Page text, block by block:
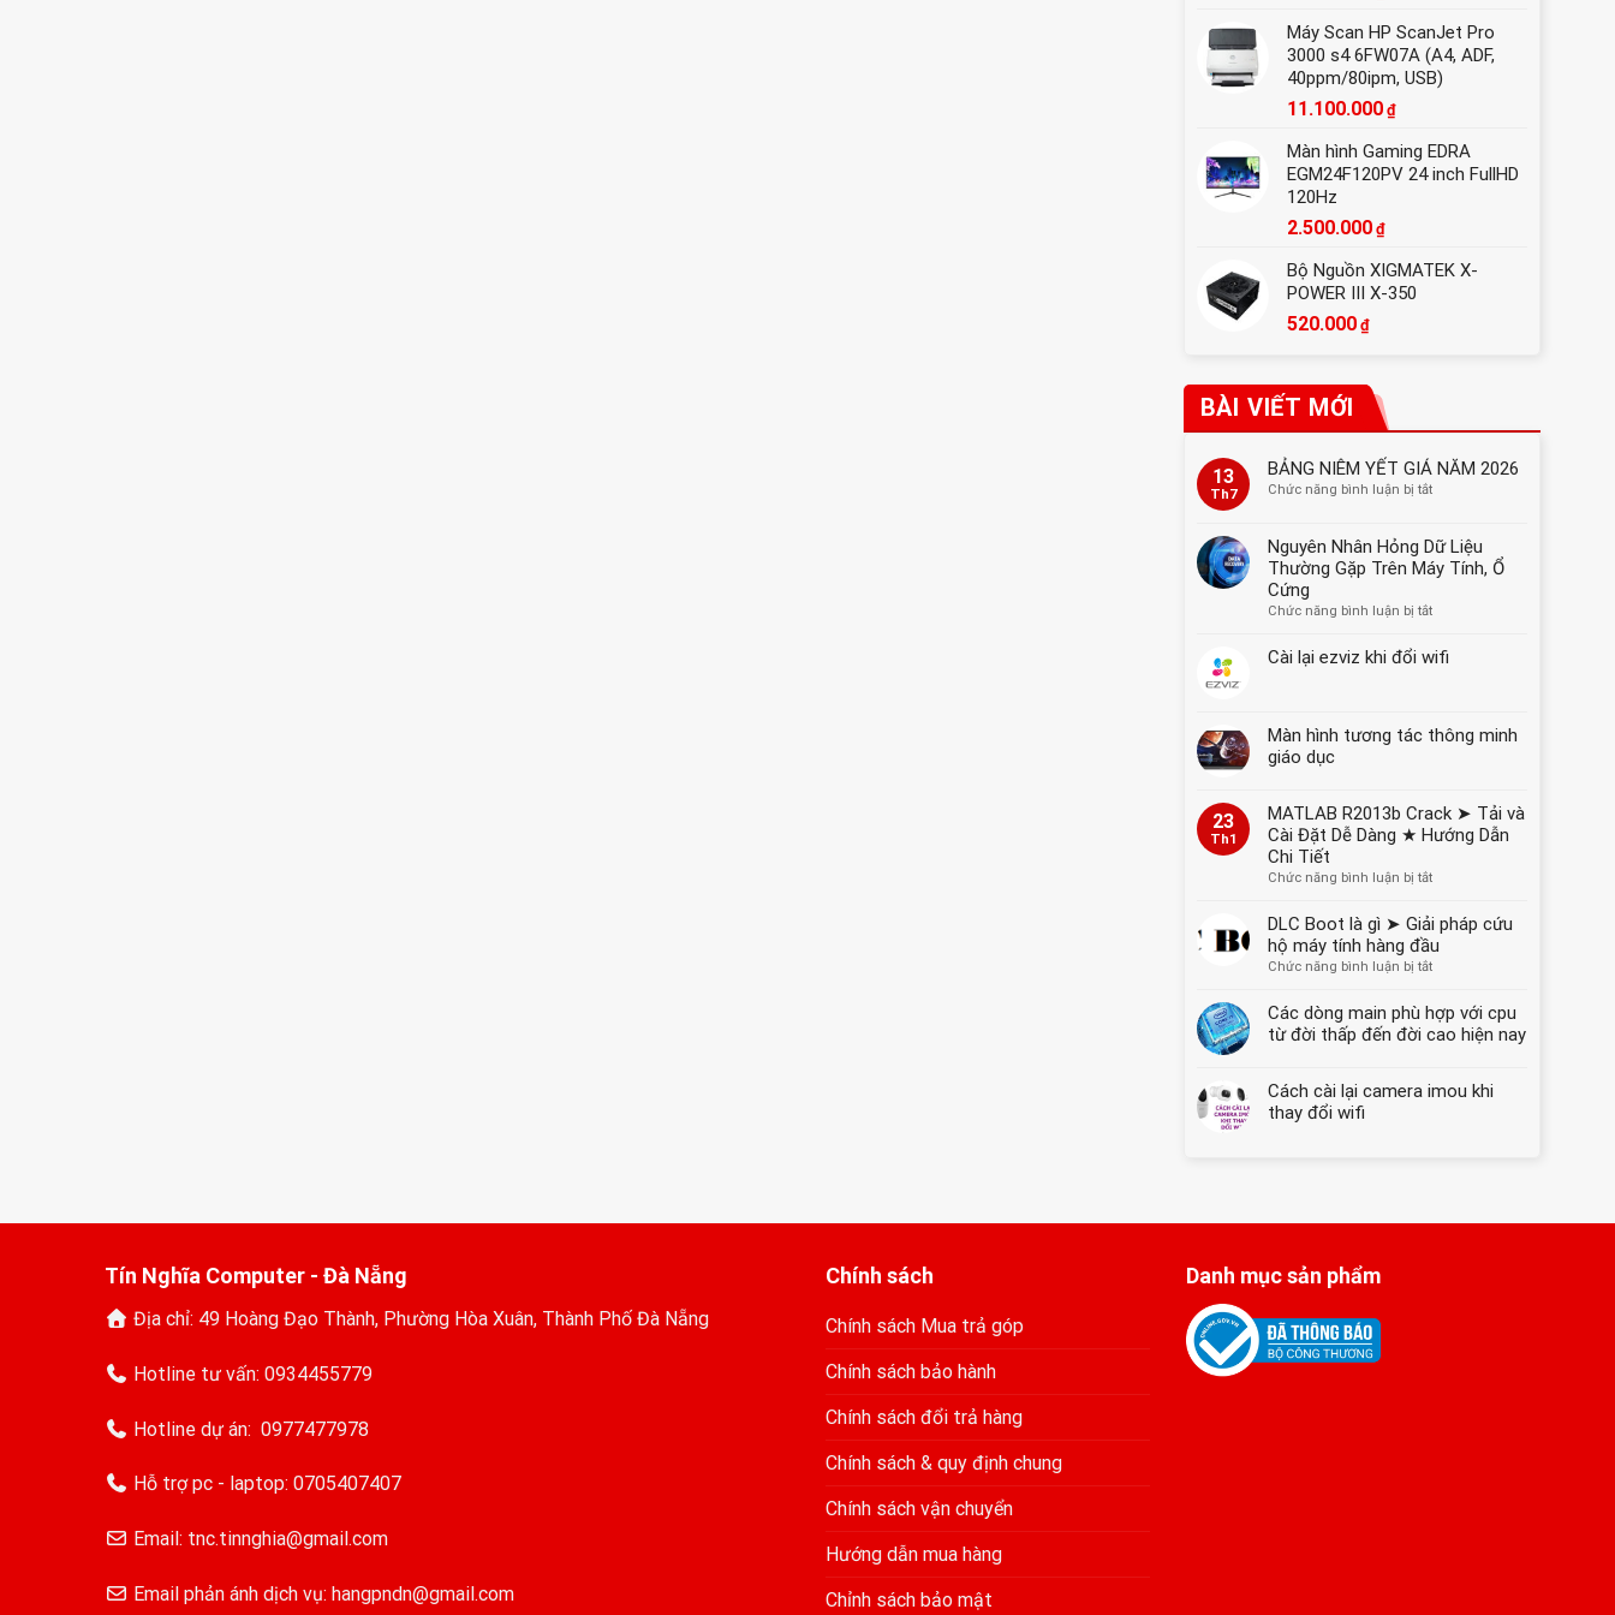
Máy Scan HP ScanJet Pro
3000 s4 6FW07A (A4, ADF,
40ppm/80ipm, USB)
11.100.000 ₫
Màn hình Gaming EDRA
EGM24F120PV 24 inch FullHD
120Hz
2.500.000 ₫
Bộ Nguồn XIGMATEK X-
POWER III X-350
520.000 ₫
BÀI VIẾT MỚI
13
Th7
BẢNG NIÊM YẾT GIÁ NĂM 2026
Chức năng bình luận bị tắtở
YẾT
GIÁ
2026
Nguyên Nhân Hỏng Dữ Liệu
Thường Gặp Trên Máy Tính, Ổ
Cứng
Chức năng bình luận bị tắtở
Nhân
Thường
Tính,
Ổ
Cài lại ezviz khi đổi wifi
Màn hình tương tác thông minh
giáo dục
23
Th1
MATLAB R2013b Crack ➤ Tải và
Cài Đặt Dễ Dàng ★ Hướng Dẫn
Chi Tiết
Chức năng bình luận bị tắtở
R2013b
Crack
➤
Cài
Đặt
★
DLC Boot là gì ➤ Giải pháp cứu
hộ máy tính hàng đầu
Chức năng bình luận bị tắtở
Boot
là
Giải
Các dòng main phù hợp với cpu
từ đời thấp đến đời cao hiện nay
Cách cài lại camera imou khi
thay đổi wifi
Tín Nghĩa Computer - Đà Nẵng
Địa chỉ: 49 Hoàng Đạo Thành, Phường Hòa Xuân, Thành Phố Đà Nẵng
Hotline tư vấn: 0934455779
Hotline dự án: 0977477978
Hỗ trợ pc - laptop: 0705407407
Email: tnc.tinnghia@gmail.com
Email phản ánh dịch vụ: hangpndn@gmail.com
Chính sách
Chính sách Mua trả góp
Chính sách bảo hành
Chính sách đổi trả hàng
Chính sách & quy định chung
Chính sách vận chuyển
Hướng dẫn mua hàng
Chỉnh sách bảo mật
Danh mục sản phẩm